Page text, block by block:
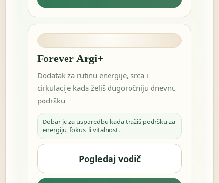
Forever Argi+
Dodatak za rutinu energije, srca i
cirkulacije kada želiš dugoročniju dnevnu
podršku.
Dobar je za usporedbu kada tražiš podršku za
energiju, fokus ili vitalnost.
Pogledaj vodič